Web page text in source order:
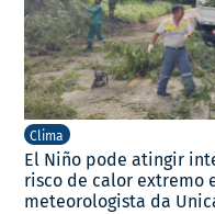
Clima
El Niño pode atingir
risco de calor extremo
meteorologista da